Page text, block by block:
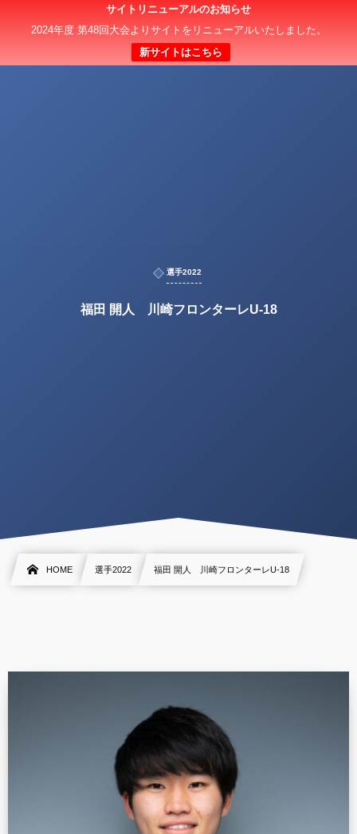
サイトリニューアルのお知らせ
2024年度 第48回大会よりサイトをリニューアルいたしました。
新サイトはこちら
選手2022
福田 開人 川崎フロンターレU-18
HOME 選手2022 福田 開人 川崎フロンターレU-18